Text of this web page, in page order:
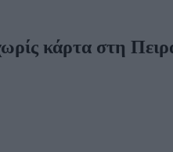
κάρτα στη